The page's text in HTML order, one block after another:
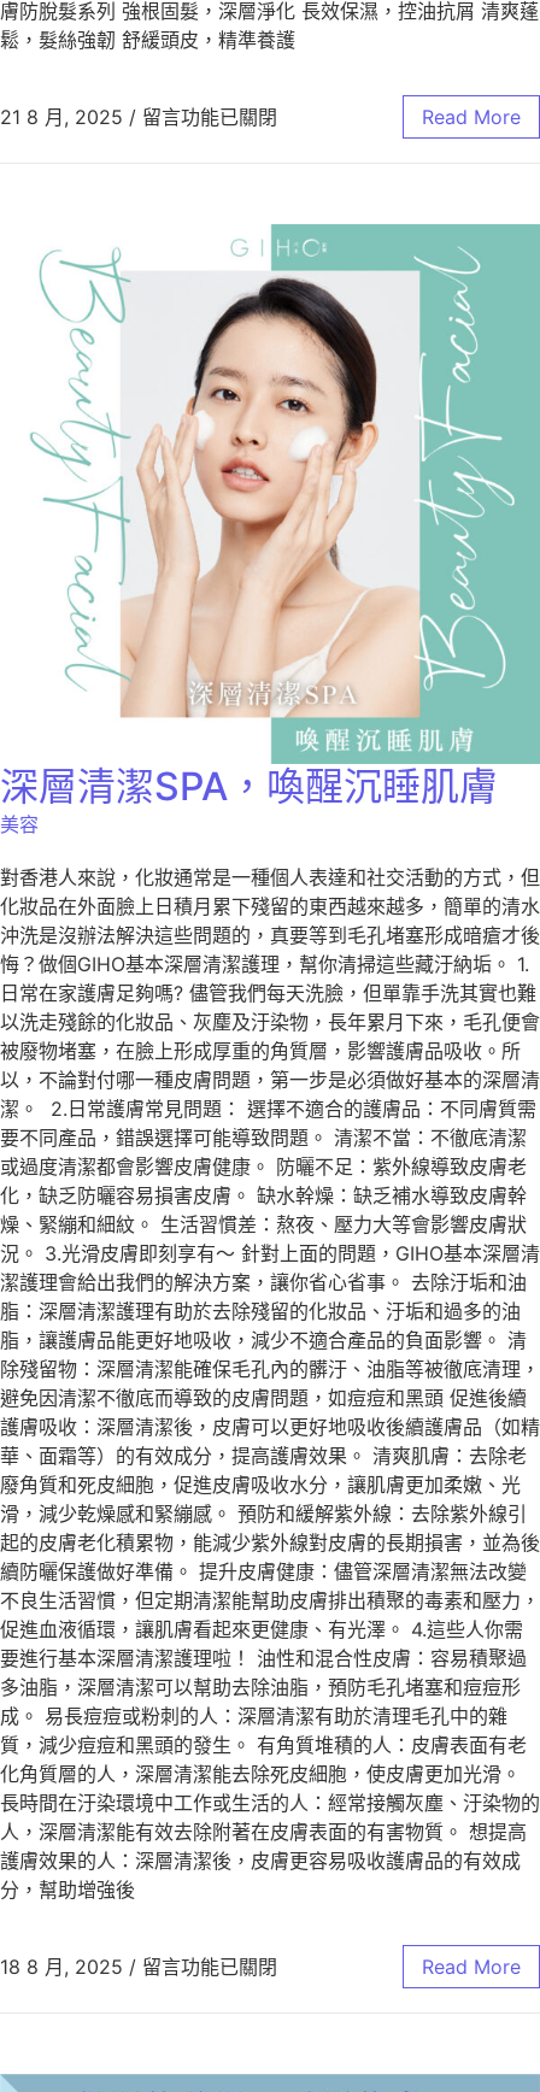
膚防脫髮系列 強根固髮，深層淨化 長效保濕，控油抗屑 清爽蓬
鬆，髮絲強韌 舒緩頭皮，精準養護
21 8 月, 2025 / 留言功能已關閉 Read More
深層清潔SPA，喚醒沉睡肌膚
美容
對香港人來說，化妝通常是一種個人表達和社交活動的方式，但
化妝品在外面臉上日積月累下殘留的東西越來越多，簡單的清水
沖洗是沒辦法解決這些問題的，真要等到毛孔堵塞形成暗瘡才後
悔？做個GIHO基本深層清潔護理，幫你清掃這些藏汙納垢。 1.
日常在家護膚足夠嗎? 儘管我們每天洗臉，但單靠手洗其實也難
以洗走殘餘的化妝品、灰麈及汙染物，長年累月下來，毛孔便會
被廢物堵塞，在臉上形成厚重的角質層，影響護膚品吸收。所
以，不論對付哪一種皮膚問題，第一步是必須做好基本的深層清
潔。 2.日常護膚常見問題： 選擇不適合的護膚品：不同膚質需
要不同產品，錯誤選擇可能導致問題。 清潔不當：不徹底清潔
或過度清潔都會影響皮膚健康。 防曬不足：紫外線導致皮膚老
化，缺乏防曬容易損害皮膚。 缺水幹燥：缺乏補水導致皮膚幹
燥、緊繃和細紋。 生活習慣差：熬夜、壓力大等會影響皮膚狀
況。 3.光滑皮膚即刻享有～ 針對上面的問題，GIHO基本深層清
潔護理會給出我們的解決方案，讓你省心省事。 去除汙垢和油
脂：深層清潔護理有助於去除殘留的化妝品、汙垢和過多的油
脂，讓護膚品能更好地吸收，減少不適合產品的負面影響。 清
除殘留物：深層清潔能確保毛孔內的髒汙、油脂等被徹底清理，
避免因清潔不徹底而導致的皮膚問題，如痘痘和黑頭 促進後續
護膚吸收：深層清潔後，皮膚可以更好地吸收後續護膚品（如精
華、面霜等）的有效成分，提高護膚效果。 清爽肌膚：去除老
廢角質和死皮細胞，促進皮膚吸收水分，讓肌膚更加柔嫩、光
滑，減少乾燥感和緊繃感。 預防和緩解紫外線：去除紫外線引
起的皮膚老化積累物，能減少紫外線對皮膚的長期損害，並為後
續防曬保護做好準備。 提升皮膚健康：儘管深層清潔無法改變
不良生活習慣，但定期清潔能幫助皮膚排出積聚的毒素和壓力，
促進血液循環，讓肌膚看起來更健康、有光澤。 4.這些人你需
要進行基本深層清潔護理啦！ 油性和混合性皮膚：容易積聚過
多油脂，深層清潔可以幫助去除油脂，預防毛孔堵塞和痘痘形
成。 易長痘痘或粉刺的人：深層清潔有助於清理毛孔中的雜
質，減少痘痘和黑頭的發生。 有角質堆積的人：皮膚表面有老
化角質層的人，深層清潔能去除死皮細胞，使皮膚更加光滑。
長時間在汙染環境中工作或生活的人：經常接觸灰塵、汙染物的
人，深層清潔能有效去除附著在皮膚表面的有害物質。 想提高
護膚效果的人：深層清潔後，皮膚更容易吸收護膚品的有效成
分，幫助增強後
18 8 月, 2025 / 留言功能已關閉 Read More